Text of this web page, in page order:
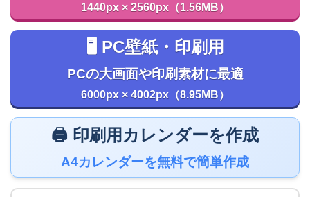
1440px × 2560px（1.56MB）
🖥️ PC壁紙・印刷用
PCの大画面や印刷素材に最適
6000px × 4002px（8.95MB）
🖨️ 印刷用カレンダーを作成
A4カレンダーを無料で簡単作成